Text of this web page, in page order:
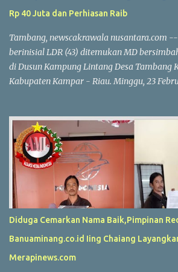
Rp 40 Juta dan Perhiasan Raib
Tambang, newscakrawala nusantara.com
berinisial LDR (43) ditemukan MD
di Dusun Kampung Lintang Desa Tambang
Kabupaten Kampar - Riau. Minggu, 23
hilang. Kapolres Kampar AKBP Ronald
bahwa korban pertama kali ditemukan oleh
itu R melihat pintu belakang rumah dalam
langsung masuk bersama saksi lain.
dalam kondisi terlentang di dapur dengan
berlumuran darah," ungkap AKBP Ronald
korban, ditemukan dua buah tabung gas
panik segera membawa korban ke RS Aulia,
memastikan bahwa korban sudah
pemeriksaan polisi menunjukkan adanya
Diduga Cemarkan Nama Baik,Pimpinan
Banuaminang.co.id Iing Chaiang
Merapinews.com